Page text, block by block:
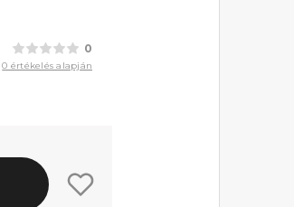
0
0 értékelés alapján